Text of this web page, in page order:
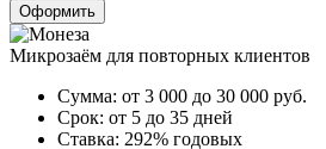
Оформить
Микрозаём для повторных клиентов
Сумма: от 3 000 до 30 000 руб.
Срок: от 5 до 35 дней
Ставка: 292% годовых